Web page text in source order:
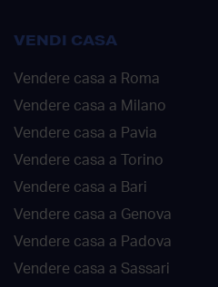
VENDI CASA
Vendere casa a Roma
Vendere casa a Milano
Vendere casa a Pavia
Vendere casa a Torino
Vendere casa a Bari
Vendere casa a Genova
Vendere casa a Padova
Vendere casa a Sassari